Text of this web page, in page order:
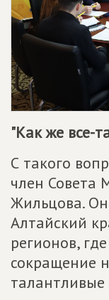
"Как же все-
С такого
член Совета
Жильцова.
Алтайский
регионов,
сокращение